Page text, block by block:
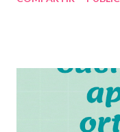
ocasión compartimos
personas y diferencien
suelen equivocarse
cuentos les sirvan para